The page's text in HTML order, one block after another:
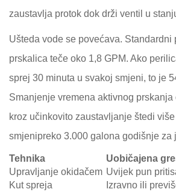
zaustavlja protok dok drži ventil u
Ušteda vode se povećava. Standardni
prskalica teče oko 1,8 GPM. Ako
sprej 30 minuta u svakoj smjeni, to je
Smanjenje vremena aktivnog prskanja
kroz učinkovito zaustavljanje štedi
smjenipreko 3.000 galona godišnje za
Tehnika
Uobičajena
Upravljanje okidačem Uvijek pun
Kut spreja
Izravno ili